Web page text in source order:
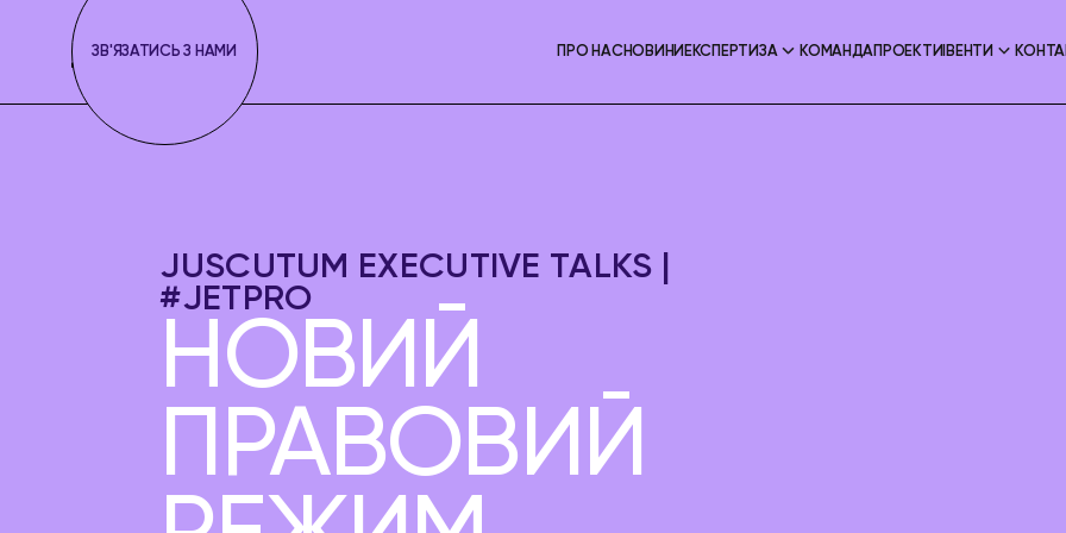
ПРО НАС НОВИНИ ЕКСПЕРТИЗА КОМАНДАПРОЕКТИ ІВЕНТИ
ЗВ'ЯЗАТИСЬ З НАМИ
JUSCUTUM EXECUTIVE TALKS |
#JETPRO
НОВИЙ
ПРАВОВИЙ